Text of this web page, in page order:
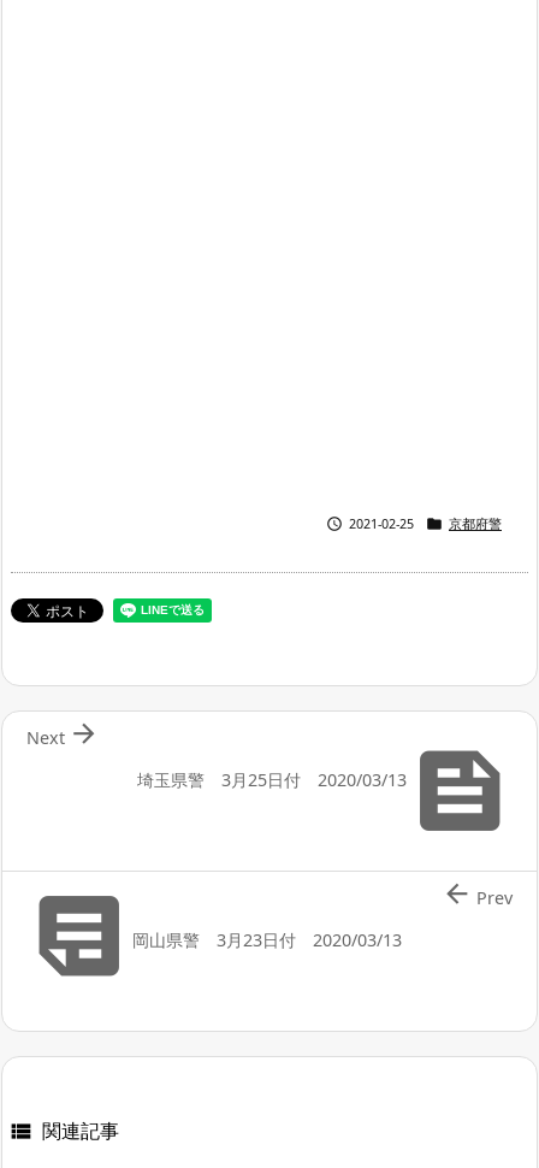
 2021-02-25  京都府警

埼玉県警 3月25日付 2020/03/13

Next
 岡山県警 3月23日付 2020/03/13
 Prev
 関連記事